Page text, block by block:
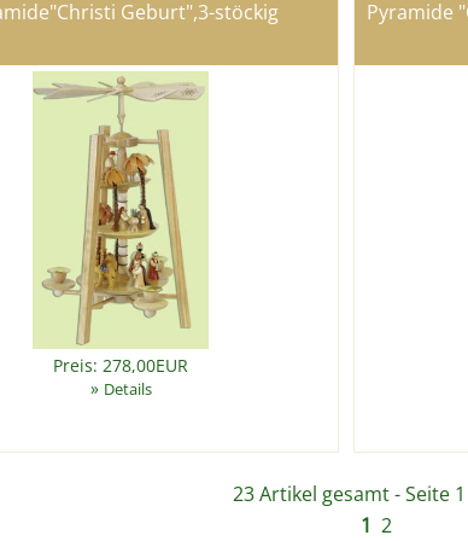
Geburt",3-stöckig
Preis: 278,00EUR
» Details
Pyramide
23 Artikel gesamt - Seite
1 2